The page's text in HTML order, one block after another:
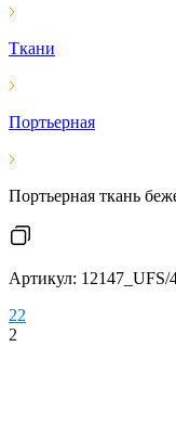
Ткани
Портьерная
Портьерная ткань
Артикул: 12147_UFS/
22
2